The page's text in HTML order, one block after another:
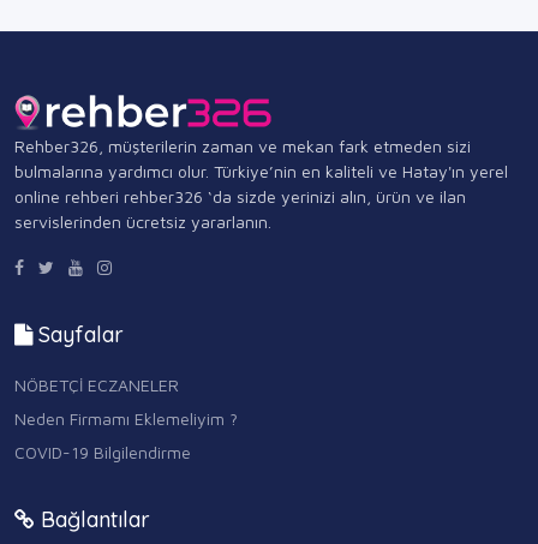
Rehber326, müşterilerin zaman ve mekan fark etmeden sizi
bulmalarına yardımcı olur. Türkiye’nin en kaliteli ve Hatay'ın yerel
online rehberi rehber326 ‘da sizde yerinizi alın, ürün ve ilan
servislerinden ücretsiz yararlanın.
Sayfalar
NÖBETÇİ ECZANELER
Neden Firmamı Eklemeliyim ?
COVID-19 Bilgilendirme
Bağlantılar